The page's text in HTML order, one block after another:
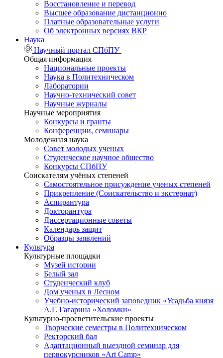
Восстановление и перевод
Высшее образование дистанционно
Платные образовательные услуги
Об электронных версиях ВКР
Наука
Научный портал СПбПУ
Общая информация
Национальные проекты
Наука в Политехническом
Лаборатории
Научно-технический совет
Научные журналы
Научные мероприятия
Конкурсы и гранты
Конференции, семинары
Молодежная наука
Совет молодых ученых
Студенческое научное общество
Конкурсы СПбПУ
Соискателям учёных степеней
Самостоятельное присуждение ученых степеней
Прикрепление (Соискательство и экстернат)
Аспирантура
Докторантура
Диссертационные советы
Календарь защит
Образцы заявлений
Культура
Культурные площадки
Музей истории
Белый зал
Студенческий клуб
Дом ученых в Лесном
Учебно-исторический заповедник «Усадьба князя
А.Г. Гагарина «Холомки»
Культурно-просветительские проекты
Творческие семестры в Политехническом
Ректорский бал
Адаптационный выездной семинар для
первокурсников «Art Camp»